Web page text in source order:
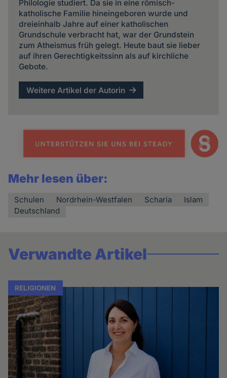
Philologie studiert. Da sie in eine römisch-
katholische Familie hineingeboren wurde und
dreieinhalb Jahre auf einer katholischen
Grundschule verbracht hat, war der Grundstein
zum Atheismus früh gelegt. Heute baut sie lieber
auf ihren Gerechtigkeitssinn als auf kirchliche
Gebote.
Weitere Artikel der Autorin
Mehr lesen über:
Schulen Nordrhein-Westfalen Scharia
Islam
Deutschland
Verwandte Artikel
RELIGIONEN